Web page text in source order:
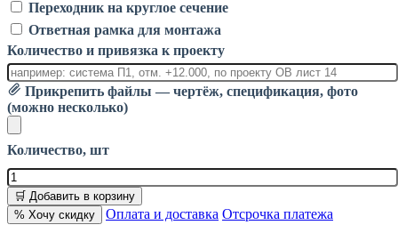
Переходник на круглое сечение
Ответная рамка для монтажа
Количество и привязка к проекту
Прикрепить файлы — чертёж, спецификация, фото
(можно несколько)
Количество, шт
🛒 Добавить в корзину
% Хочу скидку
Оплата и доставка Отсрочка платежа